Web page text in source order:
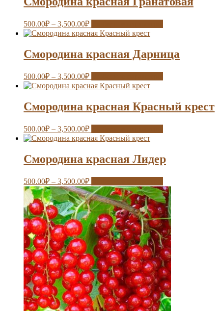
500.00₽ – 3,500.00₽
Смородина красная Дарница
500.00₽ – 3,500.00₽
Смородина красная Красный крест
500.00₽ – 3,500.00₽
Смородина красная Лидер
500.00₽ – 3,500.00₽